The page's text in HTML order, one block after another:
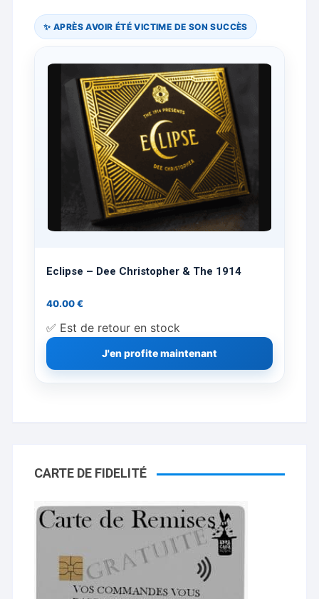
✨ APRÈS AVOIR ÉTÉ VICTIME DE SON SUCCÈS
Eclipse – Dee Christopher & The 1914
40.00€
✅ Est de retour en stock
J'en profite maintenant
CARTE DE FIDELITÉ